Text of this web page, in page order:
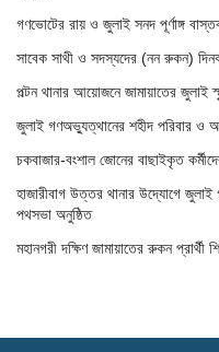
গণভোটের রায় ও জুলাই সনদ পূর্ণাঙ্গ
সাবেক সাথী ও সদস্যদের (নন রুকন)
পল্টন থানার আয়োজনে জামায়াতের জুলাই
জুলাই গণঅভ্যুত্থানের শহীদ পরিবার ও
চকবাজার-বংশাল জোনের বাছাইকৃত
হাজারীবাগ উত্তর থানার উদ্যোগে জুলাই
পথসভা অনুষ্ঠিত
মহানগরী দক্ষিণ জামায়াতের রুকন প্রার্থী